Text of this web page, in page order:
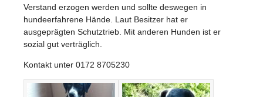
Verstand erzogen werden und sollte deswegen in
hundeerfahrene Hände. Laut Besitzer hat er
ausgeprägten Schutztrieb. Mit anderen Hunden ist er
sozial gut verträglich.
Kontakt unter 0172 8705230